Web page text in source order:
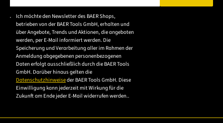
Bitte geben Sie eine gültige E-Mail-Adresse ein.
Ich möchte den Newsletter des BAER Shops,
betrieben von der BAER Tools GmbH, erhalten und
über Angebote, Trends und Aktionen, die angeboten
werden, per E-Mail informiert werden. Die
Speicherung und Verarbeitung aller im Rahmen der
Anmeldung abgegebenen personenbezogenen
Daten erfolgt ausschließlich durch die BAER Tools
GmbH. Darüber hinaus gelten die
Datenschutzhinweiseder BAER Tools GmbH. Diese
Einwilligung kann jederzeit mit Wirkung für die
Zukunft am Ende jeder E-Mail widerrufen werden..